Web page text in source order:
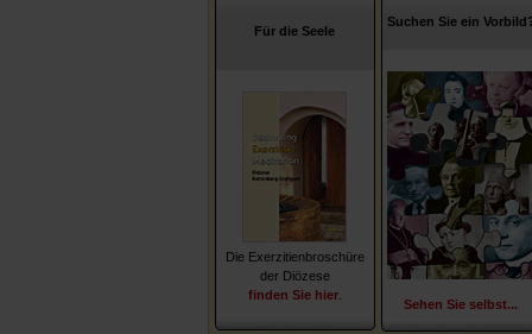
Für die Seele
Die Exerzitienbroschüre
der Diözese
finden Sie hier.
Suchen Sie ein
Sehen Sie selbst...